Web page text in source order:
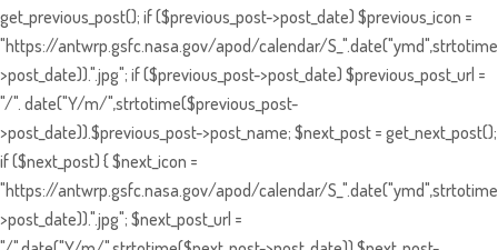
get_previous_post(); if ($previous_post->post_date) $previous_icon =
"https://antwrp.gsfc.nasa.gov/apod/calendar/
>post_date)).".jpg"; if ($previous_post->post_date) $previous_post_url =
"/". date("Y/m/",strtotime($previous_post-
>post_date)).$previous_post->post_name; $next_post = get_next_post();
if ($next_post) { $next_icon =
"https://antwrp.gsfc.nasa.gov/apod/calendar/
>post_date)).".jpg"; $next_post_url =